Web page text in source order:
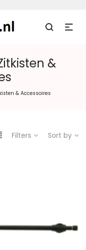
&
& Accessoires
Filters Sort by